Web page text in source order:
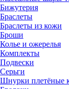
Бижутерия
Браслеты
Браслеты из кожи
Броши
Колье и ожерелья
Комплекты
Подвески
Серьги
Шнурки плетёные